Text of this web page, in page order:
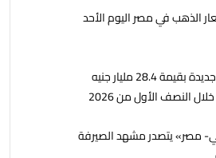
مدينة مصر تسجل مبيعات جديدة بقيمة 28.4 مليار جنيه
النصف الأول من 2026
مصر» يتصدر مشهد الصيرفة